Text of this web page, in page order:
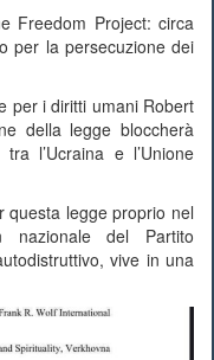
Freedom Project: circa
per la persecuzione dei
per i diritti umani Robert
della legge bloccherà
l’Ucraina e l’Unione
questa legge proprio nel
nazionale del Partito
vive in una